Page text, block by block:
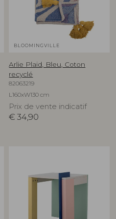
BLOOMINGVILLE
Arlie Plaid, Bleu, Coton
recyclé
82063219
L160xW130 cm
Prix de vente indicatif
€ 34,90